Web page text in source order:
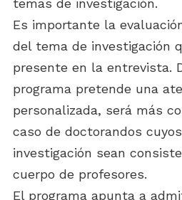
temas de investigación.
Es importante la
del tema de investigación
presente en la entrevista.
programa pretende una
personalizada, será más
caso de doctorandos
investigación sean
cuerpo de profesores.
El programa apunta a